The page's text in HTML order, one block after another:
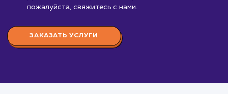
ретаргетинга и
контекстной рекламе